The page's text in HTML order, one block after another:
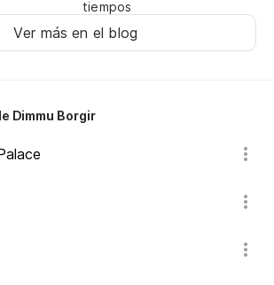
tiempos
Ver más en el blog
Dimmu Borgir